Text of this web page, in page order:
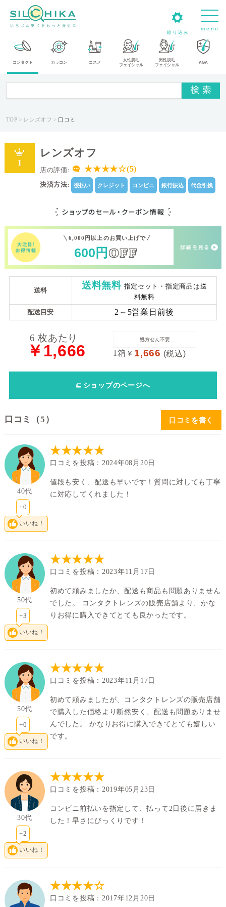
m e n u
コンタクト カラコン コスメ
女性脱毛
フェイシャル
男性脱毛
フェイシャル
AGA
TOP レンズオフ 口コミ
1
レンズオフ
店の評価: ★★★★☆(5)
決済方法: 後払い クレジット コンビニ 銀行振込 代金引換
6,000円以上のお買い上げで
600 円 OFF
送料 送料無料 指定セット・指定商品は送
料無料
配送目安 2～5営業日前後
6 枚あたり
￥1,666 1箱 ￥ 1,666 (税込)
処方せん不要
ショップのページへ
口コミ（5）
40代
★★★★★
口コミを投稿：2024年08月20日
値段も安く、配送も早いです！質問に対しても丁寧
に対応してくれました！
いいね！
+0
50代
★★★★★
口コミを投稿：2023年11月17日
初めて頼みましたか、配送も商品も問題ありません
でした。 コンタクトレンズの販売店舗より、かな
りお得に購入できてとても良かったです。
いいね！
+3
50代
★★★★★
口コミを投稿：2023年11月17日
初めて頼みましたが、コンタクトレンズの販売店舗
で購入した価格より断然安く、配送も問題ありませ
んでした。 かなりお得に購入できてとても嬉しい
です。
いいね！
+0
30代
★★★★★
口コミを投稿：2019年05月23日
コンビニ前払いを指定して、払って2日後に届きま
した！早さにびっくりです！
いいね！
+2
★★★★☆
口コミを投稿：2017年12月20日
口コミを書く
絞り込み
カ
テ
リ
カ
送
料
ん
帯